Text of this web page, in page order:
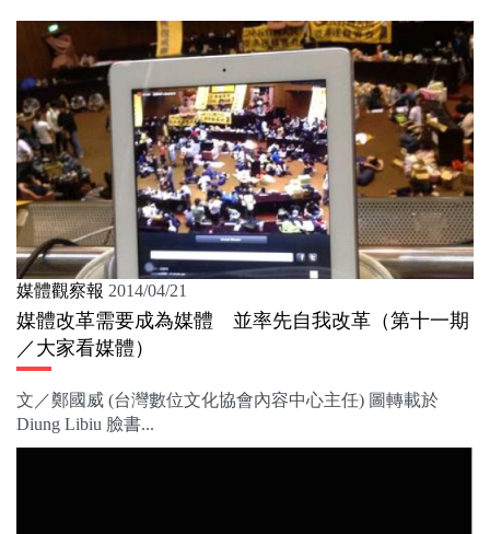
媒體觀察報 2014/04/21
媒體改革需要成為媒體 並率先自我改革（第十一期
／大家看媒體）
文／鄭國威 (台灣數位文化協會內容中心主任) 圖轉載於
Diung Libiu 臉書...